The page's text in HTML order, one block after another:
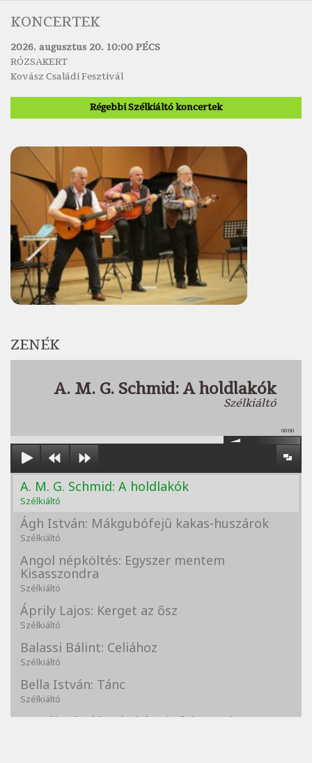
KONCERTEK
2026. augusztus 20. 10:00 PÉCS
RÓZSAKERT
Kovász Családi Fesztivál
Régebbi Szélkiáltó koncertek
ZENÉK
A. M. G. Schmid: A holdlakók
Szélkiáltó
00:00
A. M. G. Schmid: A holdlakók
Szélkiáltó
Ágh István: Mákgubófejű kakas-huszárok
Szélkiáltó
Angol népköltés: Egyszer mentem
Kisasszondra
Szélkiáltó
Áprily Lajos: Kerget az ősz
Szélkiáltó
Balassi Bálint: Celiához
Szélkiáltó
Bella István: Tánc
Szélkiáltó
Bertók László: A kukára is fel vagy írva